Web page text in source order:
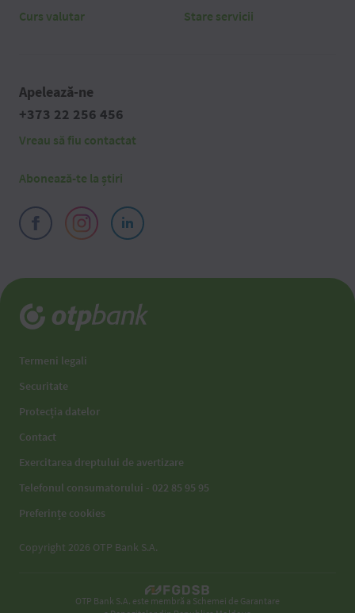
Curs valutar
Stare servicii
Apelează-ne
+373 22 256 456
Vreau să fiu contactat
Abonează-te la știri
Termeni legali
Securitate
Protecția datelor
Contact
Exercitarea dreptului de avertizare
Telefonul consumatorului - 022 85 95 95
Preferințe cookies
Copyright 2026 OTP Bank S.A.
OTP Bank S.A. este membră a Schemei de Garantare